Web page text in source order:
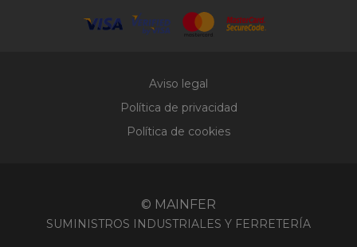
Aviso legal
Política de privacidad
Política de cookies
© MAINFER
SUMINISTROS INDUSTRIALES Y FERRETERÍA